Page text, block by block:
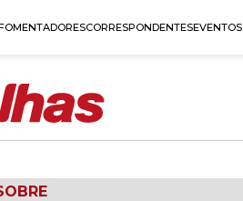
CORRESPONDENTESEVENTOS